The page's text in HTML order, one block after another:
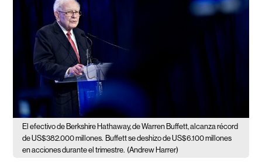
El efectivo de Berkshire Hathaway, de Warren Buffett, alcanza récord
de US$382.000 millones. Buffett se deshizo de US$6.100 millones
en acciones durante el trimestre. (Andrew Harrer)